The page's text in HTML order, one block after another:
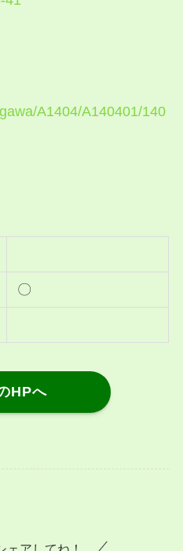
A1404/A140401/140
〇
HPへ